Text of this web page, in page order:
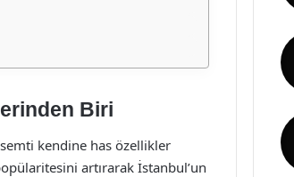
Biri
kendine has özellikler
artırarak İstanbul’un